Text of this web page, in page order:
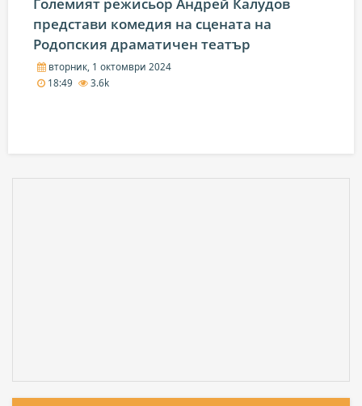
Големият режисьор Андрей Калудов
представи комедия на сцената на
Родопския драматичен театър
вторник, 1 октомври 2024
18:49
3.6k